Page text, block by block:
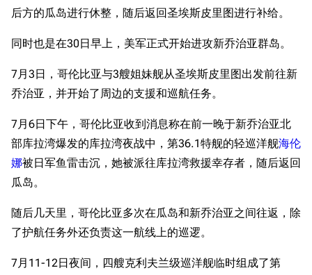
后方的瓜岛进行休整，随后返回圣埃斯皮里图进行补给。
同时也是在30日早上，美军正式开始进攻新乔治亚群岛。
7月3日，哥伦比亚与3艘姐妹舰从圣埃斯皮里图出发前往新
乔治亚，并开始了周边的支援和巡航任务。
7月6日下午，哥伦比亚收到消息称在前一晚于新乔治亚北
部库拉湾爆发的库拉湾夜战中，第36.1特舰的轻巡洋舰海伦
娜被日军鱼雷击沉，她被派往库拉湾救援幸存者，随后返回
瓜岛。
随后几天里，哥伦比亚多次在瓜岛和新乔治亚之间往返，除
了护航任务外还负责这一航线上的巡逻。
7月11-12日夜间，四艘克利夫兰级巡洋舰临时组成了第